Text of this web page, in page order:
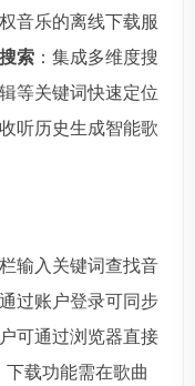
音乐的离线下载服
索 ：集成多维度搜
等关键词快速定位
听历史生成智能歌
输入关键词查找音
过账户登录可同步
可通过浏览器直接
载功能需在歌曲